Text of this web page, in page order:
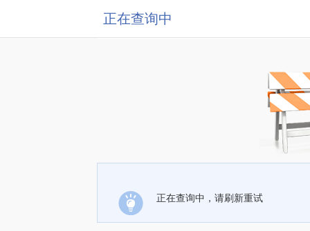
正在查询中
正在查询中，请刷新重试